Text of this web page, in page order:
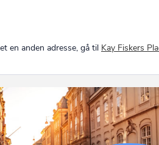
en anden adresse, gå til Kay Fiskers